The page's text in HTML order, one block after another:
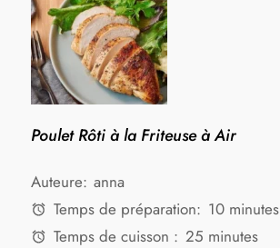
Poulet Rôti à la Friteuse à Air
Auteure: anna
Temps de préparation: 10 minutes
Temps de cuisson : 25 minutes